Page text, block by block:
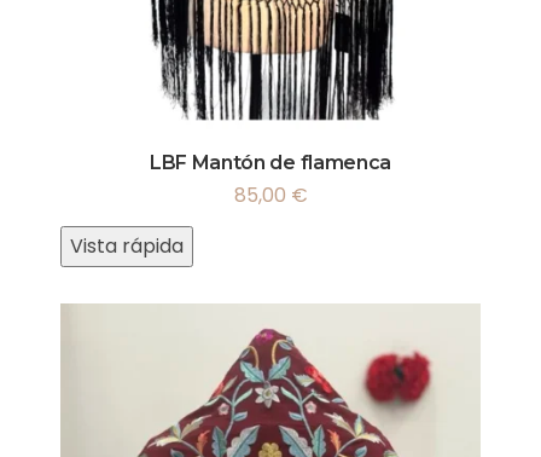
LBF Mantón de flamenca
85,00 €
Vista rápida